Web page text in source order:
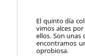
El quinto día
vimos alces
ellos. Son
encontramos
oprobiosa.